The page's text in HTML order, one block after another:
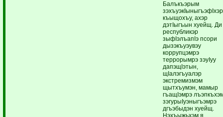
Балъкъэрым
зэхъуэкIыныгъэфIхэр
къыщохъу, ахэр
дэтIыгъын хуейщ. Ди
республикэр
зыфIэлъапIэ псори
дызэкъуэувэу
коррупцэмрэ
террорымрэ зэуIуу
дапэщIэтын,
щIалэгъуалэр
экстремизмэм
щытхъумэн, мамыр
гъащIэмрэ
зэгурыIуэныгъэмрэ
дгъэбыдэн хуейщ.
Нэхъыжьхэм я